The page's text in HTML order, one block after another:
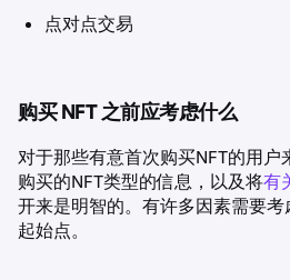
点对点交易
购买 NFT 之前应考虑什么
对于那些有意首次购买NFT的用户
购买的NFT类型的信息，以及将有
开来是明智的。有许多因素需要
起始点。